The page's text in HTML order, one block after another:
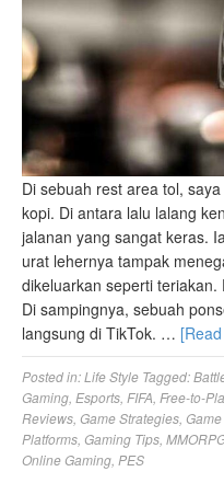
Di sebuah rest area tol,
kopi. Di antara lalu lalang
jalanan yang sangat keras.
urat lehernya tampak
dikeluarkan seperti
Di sampingnya, sebuah
langsung di TikTok. …
Posted in:Life Style Tagged:
Gaming Esports FIFA Free-to-
Reviews Game Strategies
Platforms Gaming Tips
Online Gaming PES